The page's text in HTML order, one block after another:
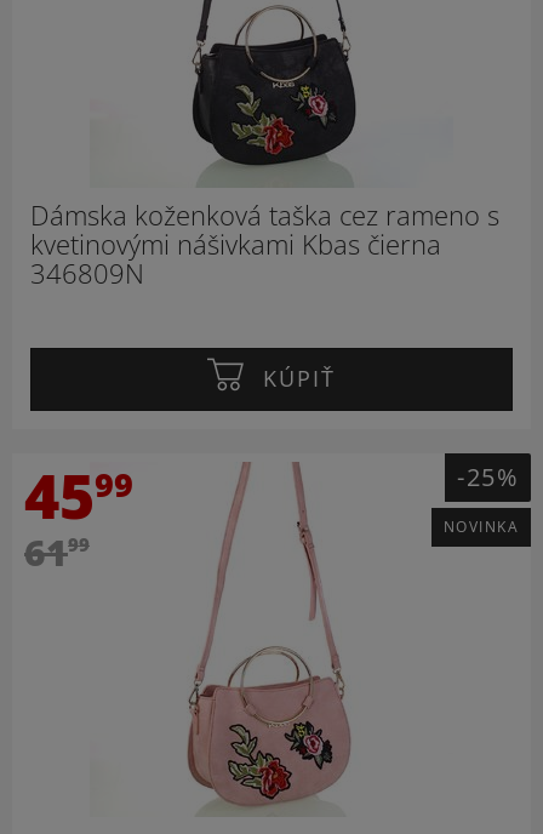
Dámska koženková taška cez rameno s
kvetinovými nášivkami Kbas čierna
346809N
KÚPIŤ
4599
6199
-25%
NOVINKA